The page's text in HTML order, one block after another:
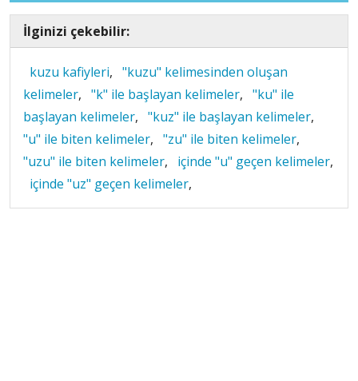
İlginizi çekebilir:
kuzu kafiyleri, "kuzu" kelimesinden oluşan
kelimeler, "k" ile başlayan kelimeler, "ku" ile
başlayan kelimeler, "kuz" ile başlayan kelimeler,
"u" ile biten kelimeler, "zu" ile biten kelimeler,
"uzu" ile biten kelimeler, içinde "u" geçen kelimeler,
içinde "uz" geçen kelimeler,